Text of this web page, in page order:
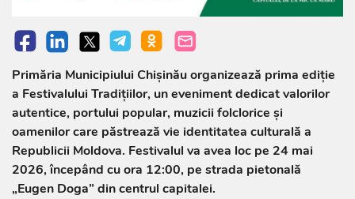
Primăria Municipiului Chișinău organizează prima ediție
a Festivalului Tradițiilor, un eveniment dedicat valorilor
autentice, portului popular, muzicii folclorice și
oamenilor care păstrează vie identitatea culturală a
Republicii Moldova. Festivalul va avea loc pe 24 mai
2026, începând cu ora 12:00, pe strada pietonală
„Eugen Doga” din centrul capitalei.